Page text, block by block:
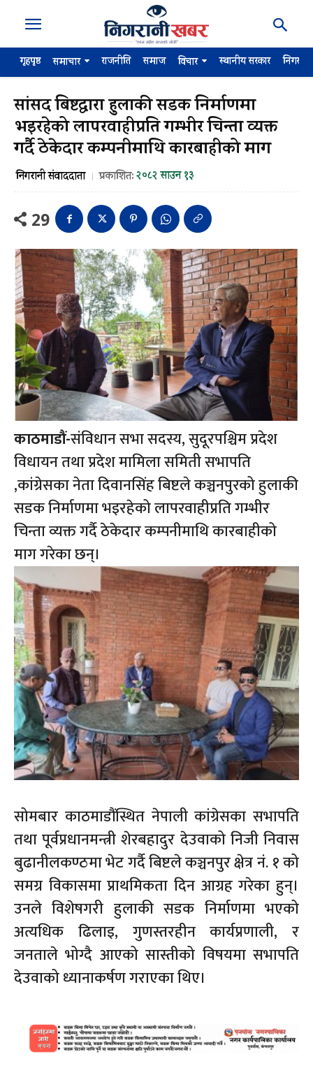
गृहपृष्ठ समाचार राजनीति समाज विचार स्थानीय सरकार
सांसद बिष्टद्वारा हुलाकी सडक निर्माणमा
भइरहेको लापरवाहीप्रति गम्भीर चिन्ता व्यक्त
गर्दै ठेकेदार कम्पनीमाथि कारबाहीको माग
निगरानी संवाददाता प्रकाशित:२०८२ साउन १३
29
काठमाडौं-संविधान सभा सदस्य, सुदूरपश्चिम प्रदेश
विधायन तथा प्रदेश मामिला समिती सभापति
,कांग्रेसका नेता दिवानसिंह बिष्टले कञ्चनपुरको हुलाकी
सडक निर्माणमा भइरहेको लापरवाहीप्रति गम्भीर
चिन्ता व्यक्त गर्दै ठेकेदार कम्पनीमाथि कारबाहीको
माग गरेका छन्।
सोमबार काठमाडौंस्थित नेपाली कांग्रेसका सभापति
तथा पूर्वप्रधानमन्त्री शेरबहादुर देउवाको निजी निवास
बुढानीलकण्ठमा भेट गर्दै बिष्टले कञ्चनपुर क्षेत्र नं. १ को
समग्र विकासमा प्राथमिकता दिन आग्रह गरेका हुन्।
उनले विशेषगरी हुलाकी सडक निर्माणमा भएको
अत्यधिक ढिलाइ, गुणस्तरहीन कार्यप्रणाली, र
जनताले भोग्दै आएको सास्तीको विषयमा सभापति
देउवाको ध्यानाकर्षण गराएका थिए।